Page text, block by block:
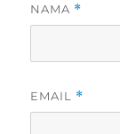
NAMA *
EMAIL *